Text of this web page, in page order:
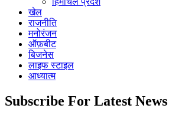
खेल
राजनीति
मनोरंजन
ऑफ़बीट
बिजनेस
लाइफ स्टाइल
आध्यात्म
Subscribe For Latest News